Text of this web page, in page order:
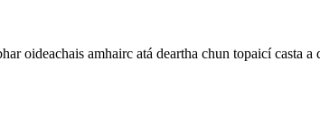
oideachais amhairc atá deartha chun topaicí casta a